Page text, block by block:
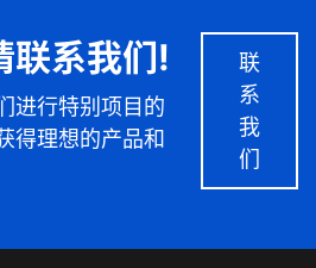
联系我们!
进行特别项目的
得理想的产品和
联
系
我
们